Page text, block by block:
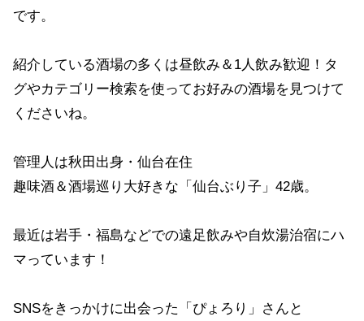
です。
紹介している酒場の多くは昼飲み＆1人飲み歓迎！タ
グやカテゴリー検索を使ってお好みの酒場を見つけて
くださいね。
管理人は秋田出身・仙台在住
趣味酒＆酒場巡り大好きな「仙台ぶり子」42歳。
最近は岩手・福島などでの遠足飲みや自炊湯治宿にハ
マっています！
SNSをきっかけに出会った「ぴょろり」さんと